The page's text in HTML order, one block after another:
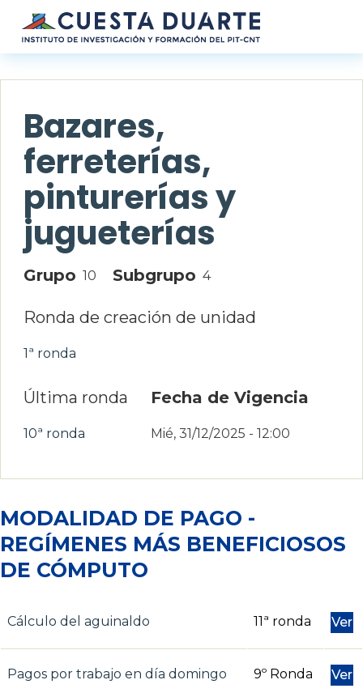
Pasar al contenido principal
Bazares,
ferreterías,
pinturerías y
jugueterías
Grupo 10 Subgrupo 4
Ronda de creación de unidad
1ª ronda
Última ronda
10ª ronda
Fecha de Vigencia
Mié, 31/12/2025 - 12:00
MODALIDAD DE PAGO -
REGÍMENES MÁS BENEFICIOSOS
DE CÓMPUTO
Cálculo del aguinaldo 11ª ronda Ver
Pagos por trabajo en día domingo 9º Ronda Ver